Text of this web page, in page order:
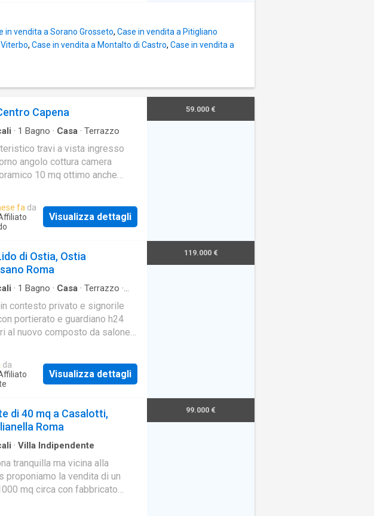
in vendita a Sorano Grosseto, Case in vendita a Pitigliano
, Case in vendita a Montalto di Castro, Case in vendita a
Capena
· 1 Bagno · Casa · Terrazzo
travi a vista ingresso
angolo cottura camera
10 mq ottimo anche
fa da
Visualizza dettagli
59.000 €
di Ostia, Ostia
Roma
· 1 Bagno · Casa · Terrazzo ·
contesto privato e signorile
portierato e guardiano h24
al nuovo composto da salone
da
Visualizza dettagli
119.000 €
di 40 mq a Casalotti,
Roma
· Villa Indipendente
tranquilla ma vicina alla
proponiamo la vendita di un
mq circa con fabbricato
99.000 €